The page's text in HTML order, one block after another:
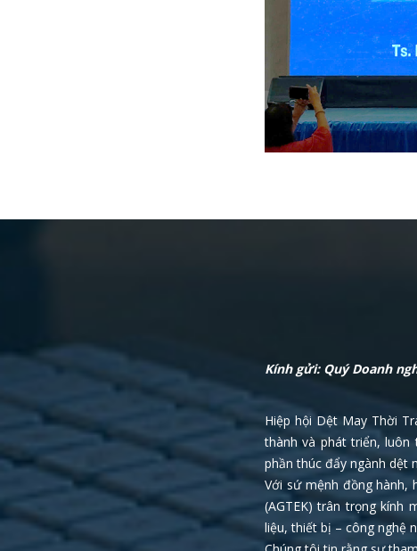
Kính gửi: Quý Doanh
Hiệp hội Dệt May Thời
thành và phát triển, luôn
phần thúc đẩy ngành dệt
Với sứ mệnh đồng hành,
(AGTEK) trân trọng kính
liệu, thiết bị – công nghệ